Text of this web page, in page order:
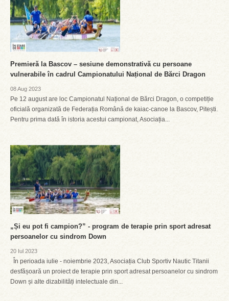
Premieră la Bascov – sesiune demonstrativă cu persoane
vulnerabile în cadrul Campionatului Național de Bărci Dragon
08 Aug 2023
Pe 12 august are loc Campionatul Național de Bărci Dragon, o competiție
oficială organizată de Federația Română de kaiac-canoe la Bascov, Pitești.
Pentru prima dată în istoria acestui campionat, Asociația...
„Și eu pot fi campion?” - program de terapie prin sport adresat
persoanelor cu sindrom Down
20 Iul 2023
În perioada iulie - noiembrie 2023, Asociația Club Sportiv Nautic Titanii
desfășoară un proiect de terapie prin sport adresat persoanelor cu sindrom
Down și alte dizabilități intelectuale din...